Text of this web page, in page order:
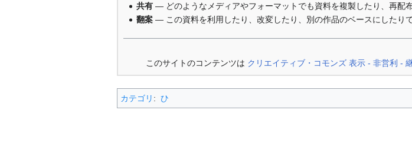
共有 — どのようなメディアやフォーマットでも資料を複製したり、再配
翻案 — この資料を利用したり、改変したり、別の作品のベースにしたりで
このサイトのコンテンツは クリエイティブ・コモンズ 表示 - 非営利 -
カテゴリ : ひ